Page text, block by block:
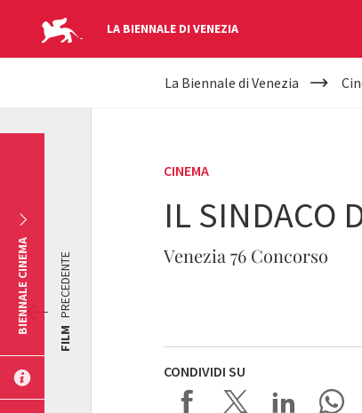
LA BIENNALE DI VENEZIA
YOUR
La Biennale di Venezia
CINEMA
IL SINDACO
Venezia 76 Concorso
CONDIVIDI SU
FILM
PRECEDENTE
BIENNALE CINEMA